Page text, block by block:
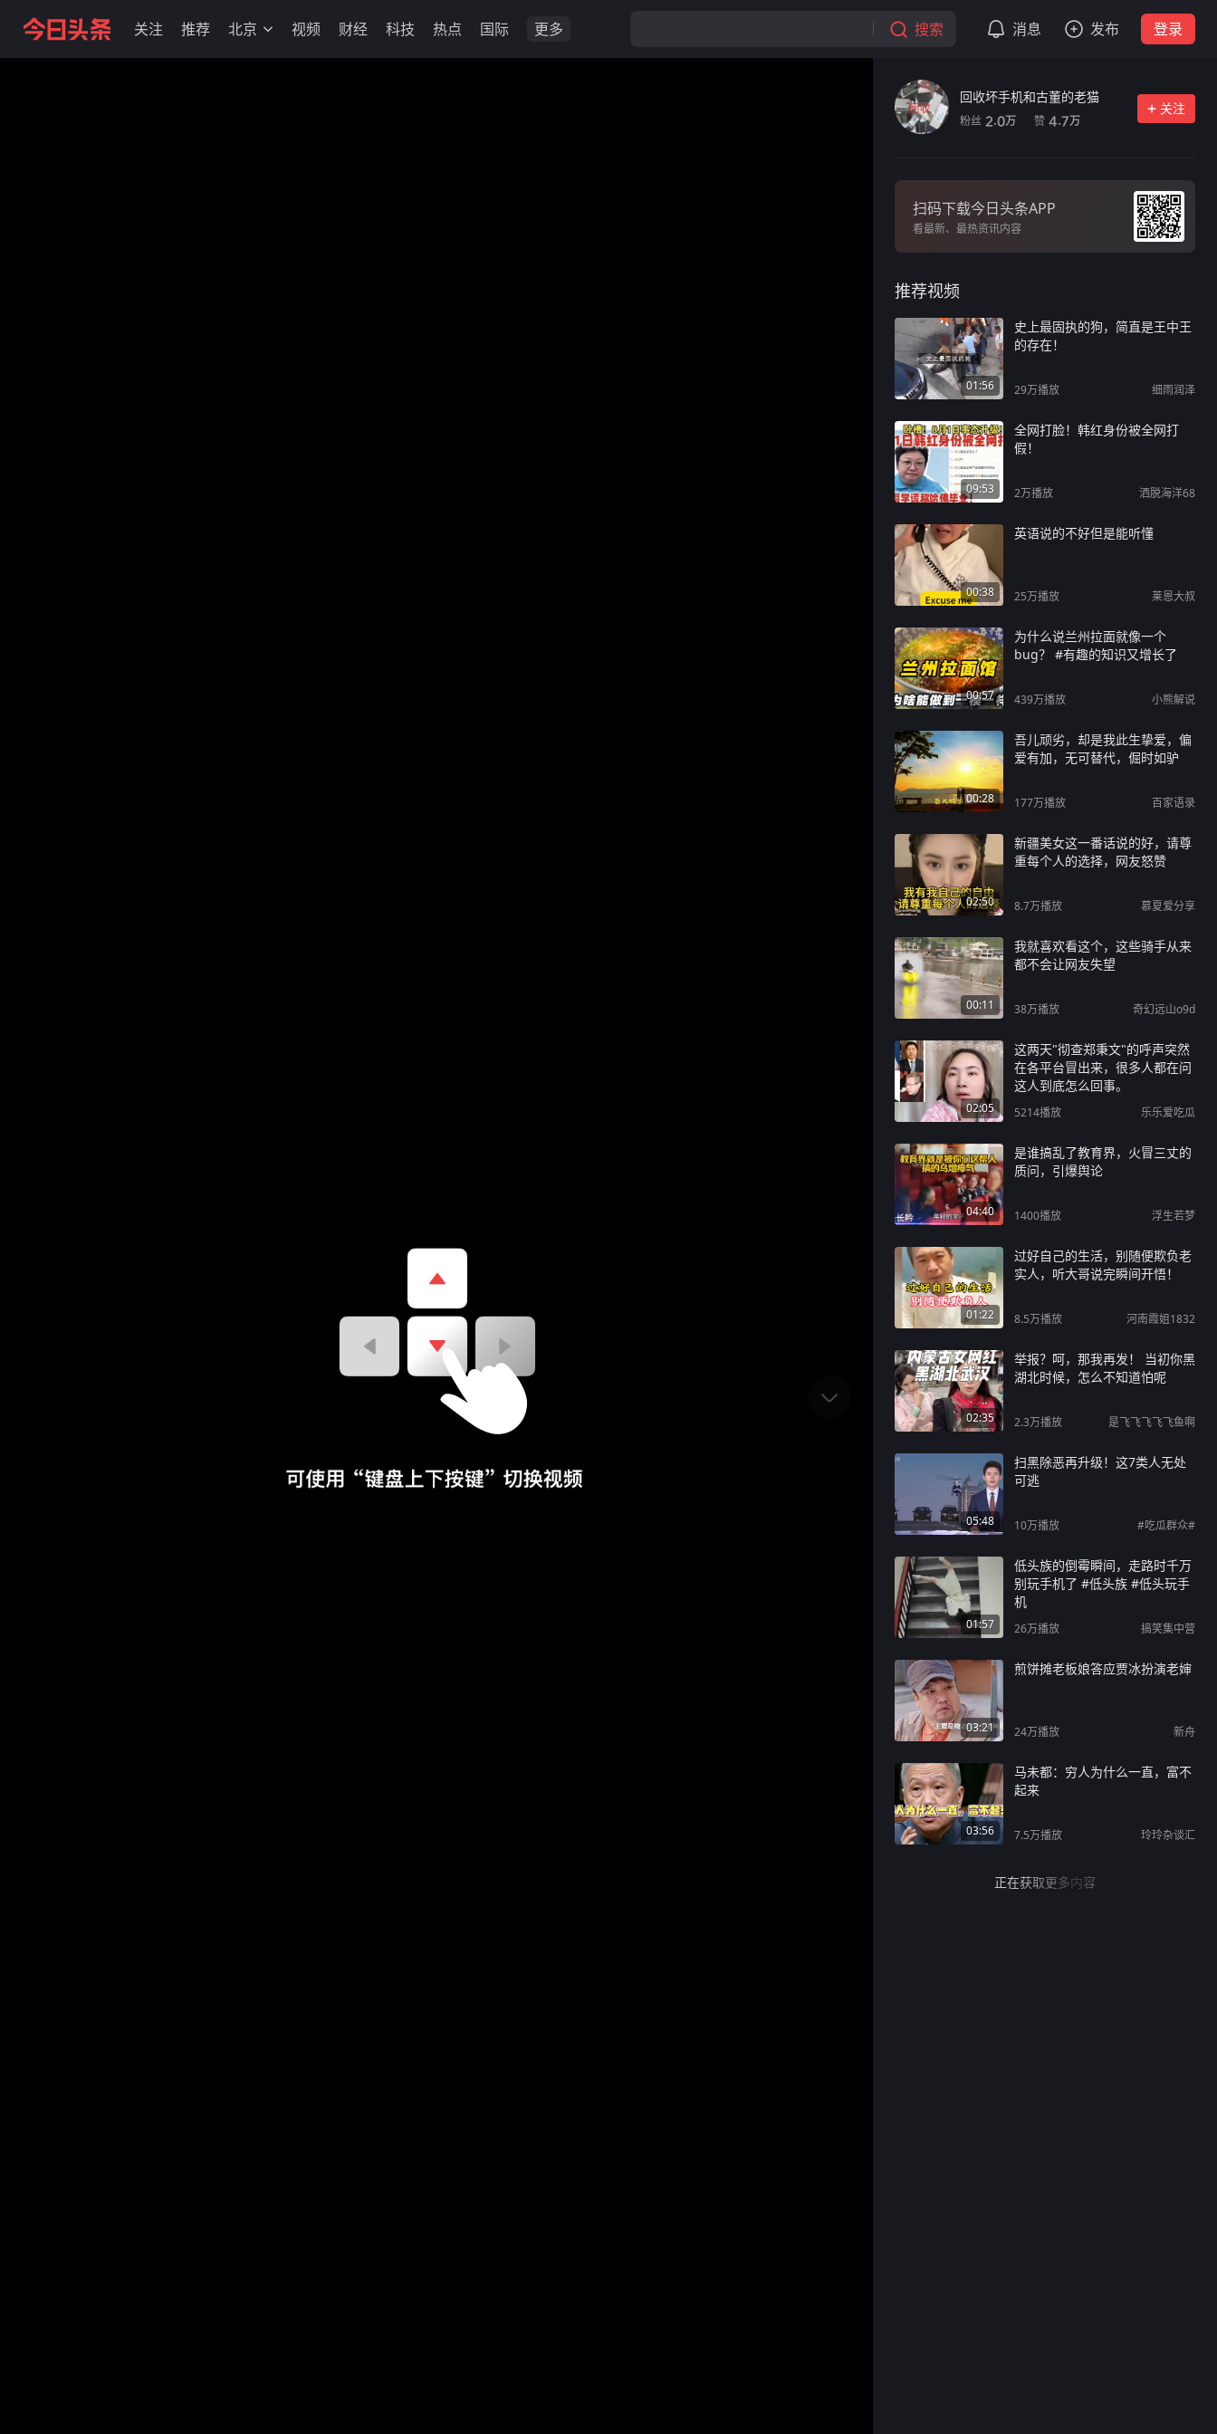
关注 推荐 北京 视频 财经 科技 热点 国际 更多 搜索 消息 发布 登录
回收坏手机和古董的老猫
粉丝 2.0万 赞 4.7万
关注
扫码下载今日头条APP
看最新、最热资讯内容
推荐视频
01:56
史上最固执的狗，简直是王中王
的存在！
29万播放 细雨润泽
09:53
全网打脸！韩红身份被全网打
假！
2万播放 洒脱海洋68
00:38
英语说的不好但是能听懂
25万播放 莱恩大叔
00:57
为什么说兰州拉面就像一个
bug？ #有趣的知识又增长了
439万播放 小熊解说
00:28
吾儿顽劣，却是我此生挚爱，偏
爱有加，无可替代，倔时如驴
177万播放 百家语录
02:50
新疆美女这一番话说的好，请尊
重每个人的选择，网友怒赞
8.7万播放 慕夏爱分享
00:11
我就喜欢看这个，这些骑手从来
都不会让网友失望
38万播放 奇幻远山o9d
02:05
这两天"彻查郑秉文"的呼声突然
在各平台冒出来，很多人都在问
这人到底怎么回事。
5214播放 乐乐爱吃瓜
04:40
是谁搞乱了教育界，火冒三丈的
质问，引爆舆论
1400播放 浮生若梦
01:22
过好自己的生活，别随便欺负老
实人，听大哥说完瞬间开悟！
8.5万播放 河南霞姐1832
02:35
举报？呵，那我再发！ 当初你黑
湖北时候，怎么不知道怕呢
2.3万播放 是飞飞飞飞飞鱼啊
05:48
扫黑除恶再升级！这7类人无处
可逃
10万播放 #吃瓜群众#
01:57
低头族的倒霉瞬间，走路时千万
别玩手机了 #低头族 #低头玩手
机
26万播放 搞笑集中营
03:21
煎饼摊老板娘答应贾冰扮演老婶
24万播放 新舟
03:56
马未都：穷人为什么一直，富不
起来
7.5万播放 玲玲杂谈汇
正在获取更多内容